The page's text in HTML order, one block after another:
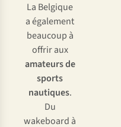
La Belgique
a également
beaucoup à
offrir aux
amateurs de
sports
nautiques.
Du
wakeboard à